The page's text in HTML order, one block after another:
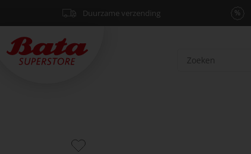
Duurzame verzending %